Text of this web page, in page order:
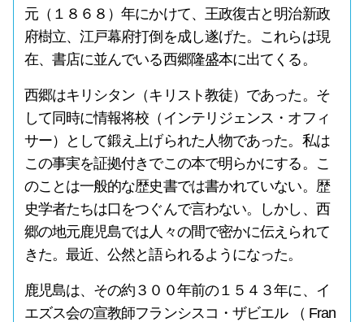
元（１８６８）年にかけて、王政復古と明治新政
府樹立、江戸幕府打倒を成し遂げた。これらは現
在、書店に並んでいる西郷隆盛本に出てくる。
西郷はキリシタン（キリスト教徒）であった。そ
して同時に情報将校（インテリジェンス・オフィ
サー）として鍛え上げられた人物であった。私は
この事実を証拠付きでこの本で明らかにする。こ
のことは一般的な歴史書では書かれていない。歴
史学者たちは口をつぐんで言わない。しかし、西
郷の地元鹿児島では人々の間で密かに伝えられて
きた。最近、公然と語られるようになった。
鹿児島は、その約３００年前の１５４３年に、イ
エズス会の宣教師フランシスコ・ザビエル （ Fran